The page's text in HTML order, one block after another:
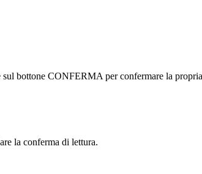
sul bottone CONFERMA per confermare la
la conferma di lettura.